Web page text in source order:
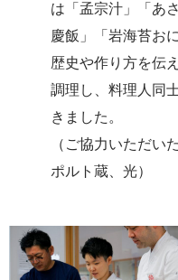
は「孟宗汁」「あ
慶飯」「岩海苔お
歴史や作り方を伝
調理し、料理人同
きました。
（ご協力いただい
ポルト蔵、光）